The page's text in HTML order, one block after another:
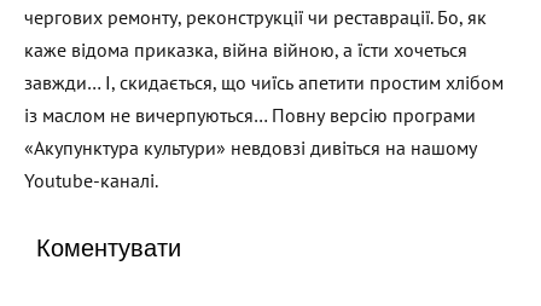
чергових ремонту, реконструкції чи реставрації. Бо, як
каже відома приказка, війна війною, а їсти хочеться
завжди… І, скидається, що чиїсь апетити простим хлібом
із маслом не вичерпуються… Повну версію програми
«Акупунктура культури» невдовзі дивіться на нашому
Youtube-каналі.
Коментувати